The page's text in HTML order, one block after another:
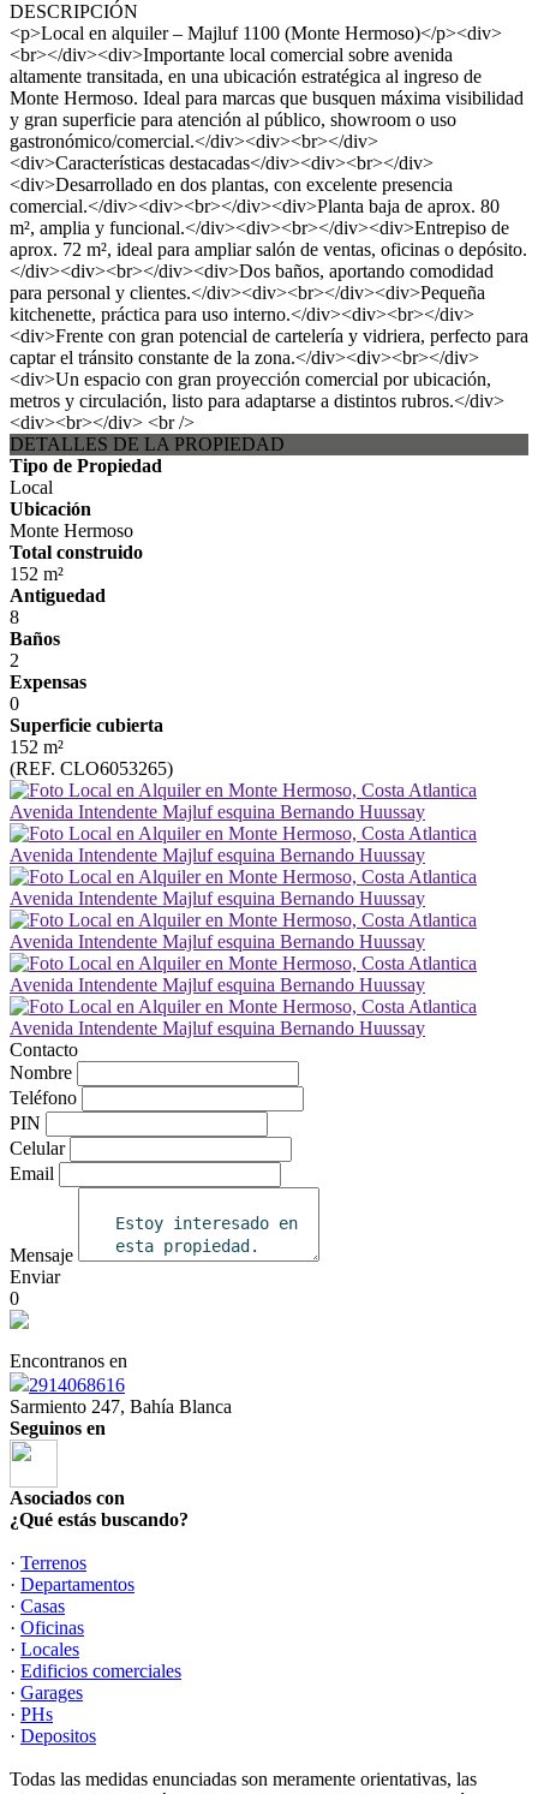
DESCRIPCIÓN
<p>Local en alquiler – Majluf 1100 (Monte Hermoso)</p><div>
<br></div><div>Importante local comercial sobre avenida
altamente transitada, en una ubicación estratégica al ingreso de
Monte Hermoso. Ideal para marcas que busquen máxima visibilidad
y gran superficie para atención al público, showroom o uso
gastronómico/comercial.</div><div><br></div>
<div>Características destacadas</div><div><br></div>
<div>Desarrollado en dos plantas, con excelente presencia
comercial.</div><div><br></div><div>Planta baja de aprox. 80
m², amplia y funcional.</div><div><br></div><div>Entrepiso de
aprox. 72 m², ideal para ampliar salón de ventas, oficinas o depósito.
</div><div><br></div><div>Dos baños, aportando comodidad
para personal y clientes.</div><div><br></div><div>Pequeña
kitchenette, práctica para uso interno.</div><div><br></div>
<div>Frente con gran potencial de cartelería y vidriera, perfecto para
captar el tránsito constante de la zona.</div><div><br></div>
<div>Un espacio con gran proyección comercial por ubicación,
metros y circulación, listo para adaptarse a distintos rubros.</div>
<div><br></div> <br />
DETALLES DE LA PROPIEDAD
Tipo de Propiedad
Local
Ubicación
Monte Hermoso
Total construido
152 m²
Antiguedad
8
Baños
2
Expensas
0
Superficie cubierta
152 m²
(REF. CLO6053265)
Contacto
Nombre
Teléfono
PIN
Celular
Email
Mensaje
Enviar
0
Encontranos en
2914068616
Sarmiento 247, Bahía Blanca
Seguinos en
Asociados con
¿Qué estás buscando?
· Terrenos
· Departamentos
· Casas
· Oficinas
· Locales
· Edificios comerciales
· Garages
· PHs
· Depositos
Todas las medidas enunciadas son meramente orientativas, las